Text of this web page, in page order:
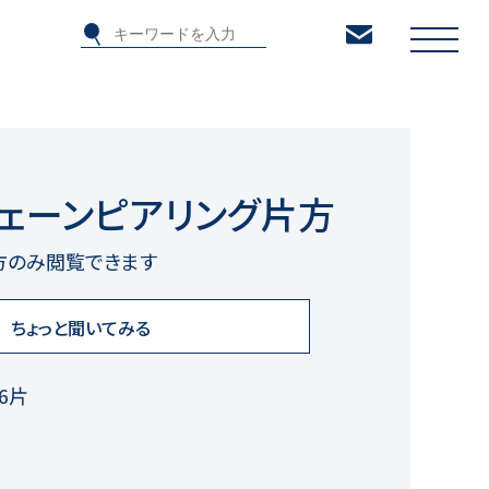
ーンピアリング片方
み閲覧できます
ちょっと聞いてみる
片